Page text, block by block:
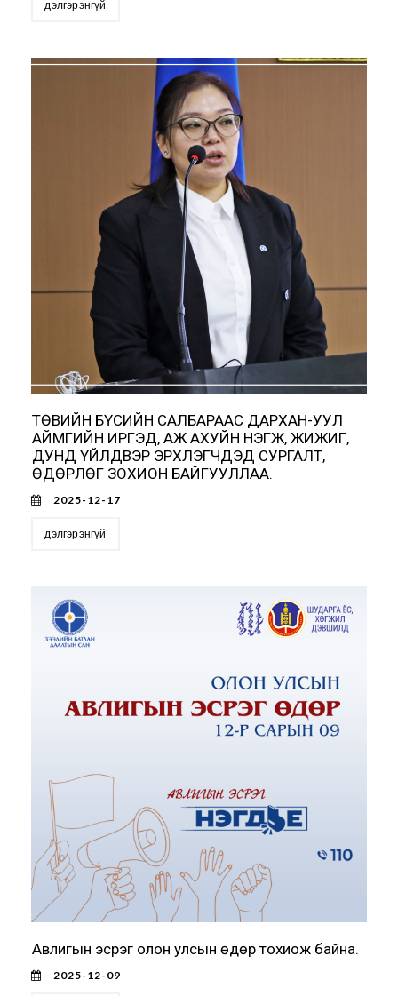
дэлгэрэнгүй
ТӨВИЙН БҮСИЙН САЛБАРААС ДАРХАН-УУЛ
АЙМГИЙН ИРГЭД, АЖ АХУЙН НЭГЖ, ЖИЖИГ,
ДУНД ҮЙЛДВЭР ЭРХЛЭГЧДЭД СУРГАЛТ,
ӨДӨРЛӨГ ЗОХИОН БАЙГУУЛЛАА.
2025-12-17
дэлгэрэнгүй
Авлигын эсрэг олон улсын өдөр тохиож байна.
2025-12-09